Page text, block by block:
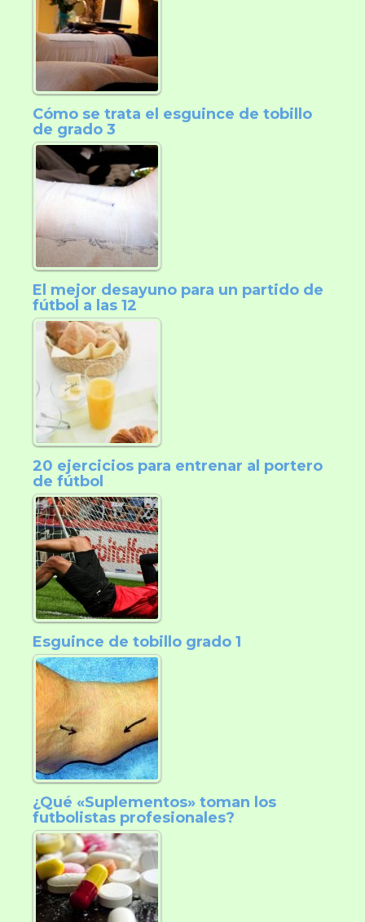
Cómo se trata el esguince de tobillo
de grado 3
El mejor desayuno para un partido de
fútbol a las 12
20 ejercicios para entrenar al portero
de fútbol
Esguince de tobillo grado 1
¿Qué «Suplementos» toman los
futbolistas profesionales?